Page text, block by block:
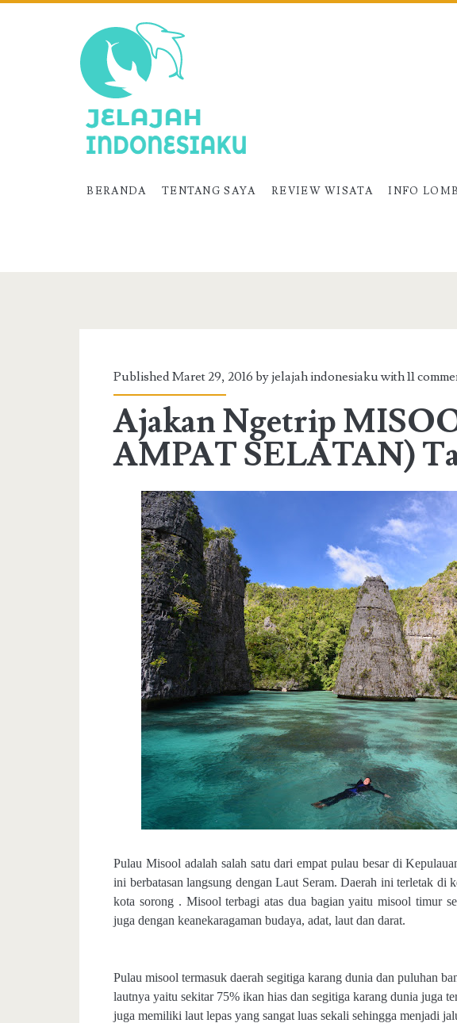
BERANDA TENTANG SAYA REVIEW WISATA INFO
Published Maret 29, 2016 by jelajah indonesiaku with11
Ajakan Ngetrip
AMPAT SELATAN)
Pulau Misool adalah salah satu dari empat pulau besar di
ini berbatasan langsung dengan Laut Seram. Daerah ini terletak di
kota sorong . Misool terbagi atas dua bagian yaitu misool timur
juga dengan keanekaragaman budaya, adat, laut dan darat.
Pulau misool termasuk daerah segitiga karang dunia dan puluhan
lautnya yaitu sekitar 75% ikan hias dan segitiga karang dunia juga
juga memiliki laut lepas yang sangat luas sekali sehingga menjadi